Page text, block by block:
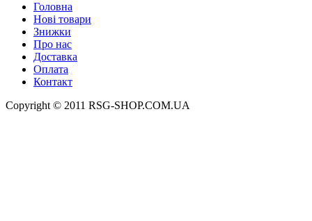
Головна
Нові товари
Знижки
Про нас
Доставка
Оплата
Контакт
Copyright © 2011 RSG-SHOP.COM.UA